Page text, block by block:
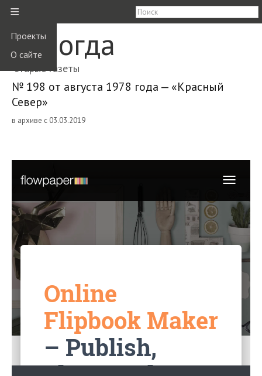
≡
Проекты
О сайте
Вологда
старые газеты
№ 198 от августа 1978 года — «Красный
Север»
в архиве с 03.03.2019